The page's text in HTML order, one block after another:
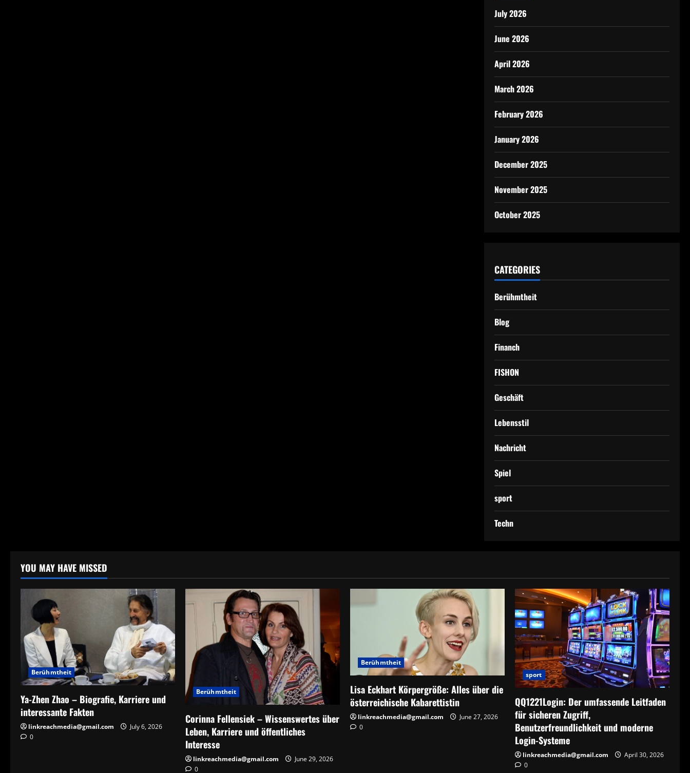
July 2026
June 2026
April 2026
March 2026
February 2026
January 2026
December 2025
November 2025
October 2025
CATEGORIES
Berühmtheit
Blog
Financh
FISHON
Geschäft
Lebensstil
Nachricht
Spiel
sport
Techn
YOU MAY HAVE MISSED
Berühmtheit
Ya-Zhen Zhao – Biografie, Karriere und
interessante Fakten
linkreachmedia@gmail.com
July 6, 2026
0
Berühmtheit
Corinna Fellensiek – Wissenswertes über
Leben, Karriere und öffentliches
Interesse
linkreachmedia@gmail.com
June 29, 2026
0
Berühmtheit
Lisa Eckhart Körpergröße: Alles über die
österreichische Kabarettistin
linkreachmedia@gmail.com
June 27, 2026
0
sport
QQ1221Login: Der umfassende Leitfaden
für sicheren Zugriff,
Benutzerfreundlichkeit und moderne
Login-Systeme
linkreachmedia@gmail.com
April 30, 2026
0